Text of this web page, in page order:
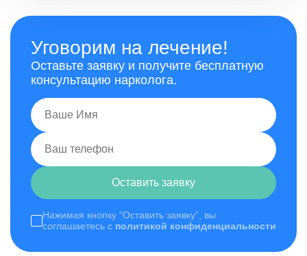
Уговорим на лечение!
Оставьте заявку и получите бесплатную
консультацию нарколога.
Нажимая кнопку “Оставить заявку”, вы
соглашаетесь с политикой конфиденциальности
Оставить заявку